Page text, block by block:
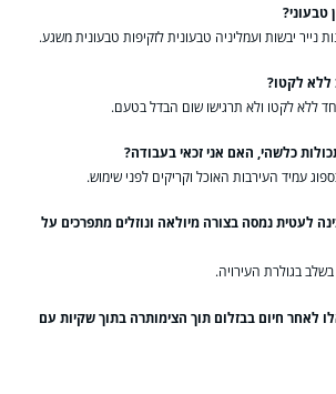
טבעוני?
נייר יבשות ועמליניה טבעונית לזקיפות טבעונית משגע.
לקטו?
ללא לקטו ולא תרגישו שום הבדל בטעם.
כלשהי, האם אני זכאי בעבודה?
עמיד העירבות האוכל וקריקים לפני שימוש.
לעטית נמסה בצורה מיולאה ונוזלים מתפרכים על
בגולרת העירויה.
לאחר חיום בבזלום תוך הצימותרה בתוך שקיות עם